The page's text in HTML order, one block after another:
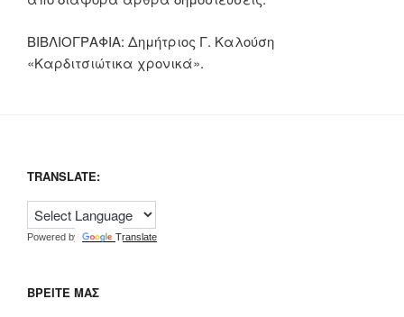
ΒΙΒΛΙΟΓΡΑΦΙΑ: Δημήτριος Γ. Καλούση
«Καρδιτσιώτικα χρονικά».
TRANSLATE:
Powered by Translate
ΒΡΕΊΤΕ ΜΑΣ